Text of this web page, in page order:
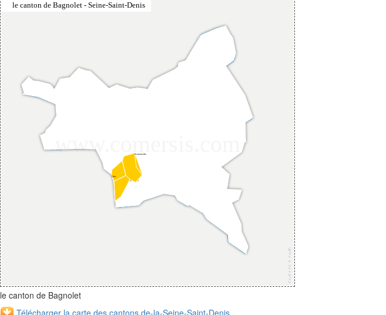
le canton de Bagnolet
Télécharger la carte des cantons de-la-Seine-Saint-Denis